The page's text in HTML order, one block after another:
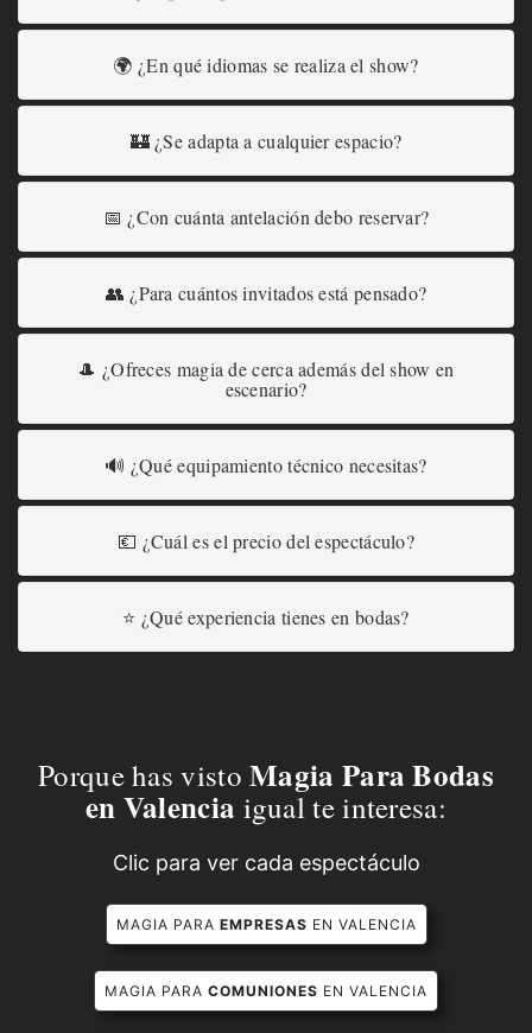
🌍 ¿En qué idiomas se realiza el show?
🏰 ¿Se adapta a cualquier espacio?
📅 ¿Con cuánta antelación debo reservar?
👥 ¿Para cuántos invitados está pensado?
🎩 ¿Ofreces magia de cerca además del show en
escenario?
🔊 ¿Qué equipamiento técnico necesitas?
💶 ¿Cuál es el precio del espectáculo?
⭐ ¿Qué experiencia tienes en bodas?
Porque has vistoMagia Para Bodas
en Valencia igual te interesa:
Clic para ver cada espectáculo
MAGIA PARA EMPRESAS EN VALENCIA
MAGIA PARA COMUNIONES EN VALENCIA